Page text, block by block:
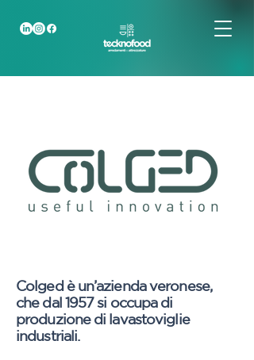
Colged è un’azienda veronese,
che dal 1957 si occupa di
produzione di lavastoviglie
industriali.